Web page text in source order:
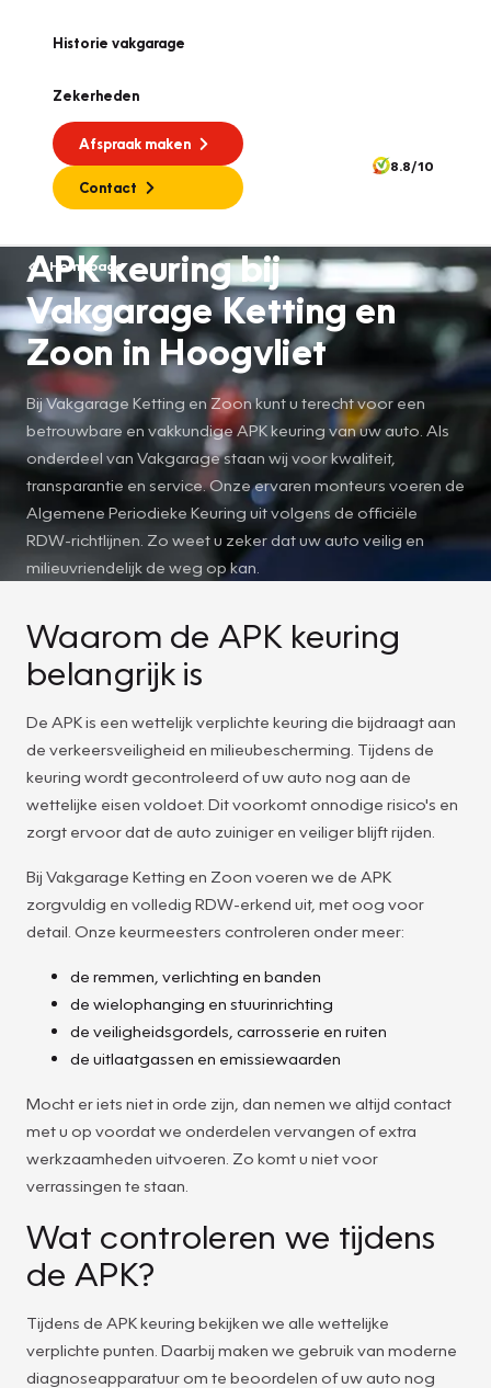
Historie vakgarage
Zekerheden
Afspraak maken
Contact
8.8/10
Homepage
APK keuring bij
Vakgarage Ketting en
Zoon in Hoogvliet
Bij Vakgarage Ketting en Zoon kunt u terecht voor een
betrouwbare en vakkundige APK keuring van uw auto. Als
onderdeel van Vakgarage staan wij voor kwaliteit,
transparantie en service. Onze ervaren monteurs voeren de
Algemene Periodieke Keuring uit volgens de officiële
RDW-richtlijnen. Zo weet u zeker dat uw auto veilig en
milieuvriendelijk de weg op kan.
Waarom de APK keuring
belangrijk is
De APK is een wettelijk verplichte keuring die bijdraagt aan
de verkeersveiligheid en milieubescherming. Tijdens de
keuring wordt gecontroleerd of uw auto nog aan de
wettelijke eisen voldoet. Dit voorkomt onnodige risico's en
zorgt ervoor dat de auto zuiniger en veiliger blijft rijden.
Bij Vakgarage Ketting en Zoon voeren we de APK
zorgvuldig en volledig RDW-erkend uit, met oog voor
detail. Onze keurmeesters controleren onder meer:
de remmen, verlichting en banden
de wielophanging en stuurinrichting
de veiligheidsgordels, carrosserie en ruiten
de uitlaatgassen en emissiewaarden
Mocht er iets niet in orde zijn, dan nemen we altijd contact
met u op voordat we onderdelen vervangen of extra
werkzaamheden uitvoeren. Zo komt u niet voor
verrassingen te staan.
Wat controleren we tijdens
de APK?
Tijdens de APK keuring bekijken we alle wettelijke
verplichte punten. Daarbij maken we gebruik van moderne
diagnoseapparatuur om te beoordelen of uw auto nog